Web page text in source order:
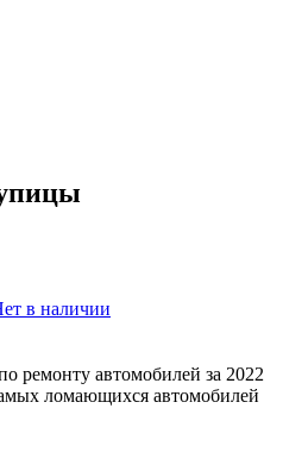
в наличии
ремонту автомобилей за 2022
ломающихся автомобилей